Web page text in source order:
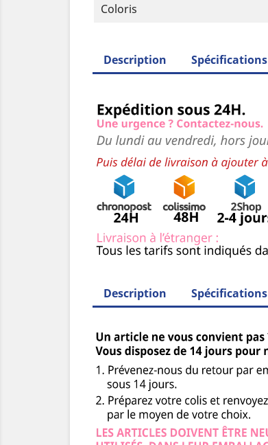
Coloris
Description Spécifications
Description Spécifications